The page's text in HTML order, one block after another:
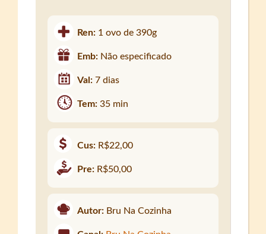
Ren: 1 ovo de 390g
Emb: Não especificado
Val:7 dias
Tem:35 min
Cus: R$22,00
Pre: R$50,00
Autor: Bru Na Cozinha